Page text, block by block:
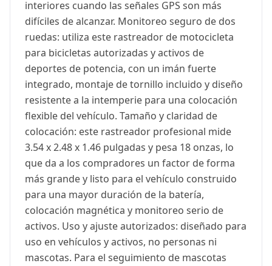
interiores cuando las señales GPS son más
difíciles de alcanzar. Monitoreo seguro de dos
ruedas: utiliza este rastreador de motocicleta
para bicicletas autorizadas y activos de
deportes de potencia, con un imán fuerte
integrado, montaje de tornillo incluido y diseño
resistente a la intemperie para una colocación
flexible del vehículo. Tamaño y claridad de
colocación: este rastreador profesional mide
3.54 x 2.48 x 1.46 pulgadas y pesa 18 onzas, lo
que da a los compradores un factor de forma
más grande y listo para el vehículo construido
para una mayor duración de la batería,
colocación magnética y monitoreo serio de
activos. Uso y ajuste autorizados: diseñado para
uso en vehículos y activos, no personas ni
mascotas. Para el seguimiento de mascotas